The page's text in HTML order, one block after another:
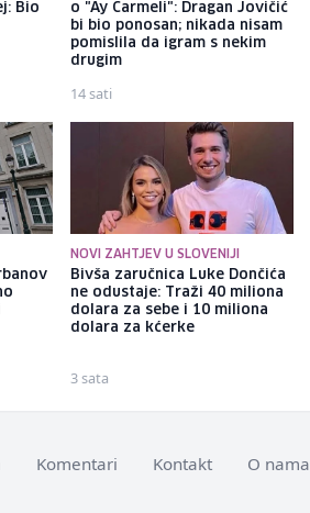
Bio
o "Ay Carmeli": Dragan Jovičić
bi bio ponosan; nikada nisam
pomislila da igram s nekim
drugim
14 sati
NOVI ZAHTJEV U SLOVENIJI
Bivša zaručnica Luke Dončića
ne odustaje: Traži 40 miliona
dolara za sebe i 10 miliona
dolara za kćerke
3 sata
Komentari Kontakt O nama